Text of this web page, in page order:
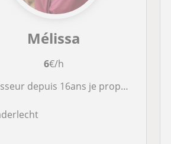
Mélissa
6€/h
16ans je propose mes services afin de vous apprendre les bases en portugais